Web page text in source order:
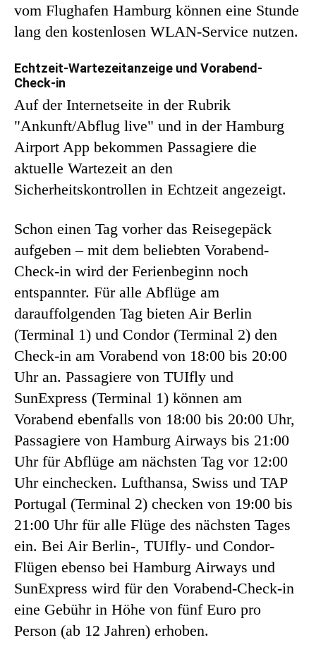
vom Flughafen Hamburg können eine Stunde
lang den kostenlosen WLAN-Service nutzen.
Echtzeit-Wartezeitanzeige und Vorabend-
Check-in
Auf der Internetseite in der Rubrik
"Ankunft/Abflug live" und in der Hamburg
Airport App bekommen Passagiere die
aktuelle Wartezeit an den
Sicherheitskontrollen in Echtzeit angezeigt.
Schon einen Tag vorher das Reisegepäck
aufgeben – mit dem beliebten Vorabend-
Check-in wird der Ferienbeginn noch
entspannter. Für alle Abflüge am
darauffolgenden Tag bieten Air Berlin
(Terminal 1) und Condor (Terminal 2) den
Check-in am Vorabend von 18:00 bis 20:00
Uhr an. Passagiere von TUIfly und
SunExpress (Terminal 1) können am
Vorabend ebenfalls von 18:00 bis 20:00 Uhr,
Passagiere von Hamburg Airways bis 21:00
Uhr für Abflüge am nächsten Tag vor 12:00
Uhr einchecken. Lufthansa, Swiss und TAP
Portugal (Terminal 2) checken von 19:00 bis
21:00 Uhr für alle Flüge des nächsten Tages
ein. Bei Air Berlin-, TUIfly- und Condor-
Flügen ebenso bei Hamburg Airways und
SunExpress wird für den Vorabend-Check-in
eine Gebühr in Höhe von fünf Euro pro
Person (ab 12 Jahren) erhoben.